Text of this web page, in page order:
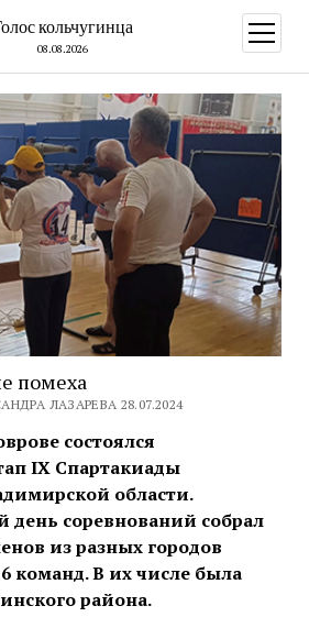
кольчугинца
08.08.2026
меню
помеха
ЛАЗАРЕВА 28.07.2024
состоялся
IX Спартакиады
области.
соревнований собрал
из разных городов
команд. В их числе была
района.